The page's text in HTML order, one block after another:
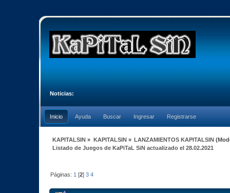
Noticias:
Inicio Ayuda Buscar Ingresar Registrarse
KAPITALSIN » KAPITALSIN» LANZAMIENTOS KAPITALSIN
Listado de Juegos de KaPiTaL SiN actualizado el 28.02.2021
Páginas: 1 [2]3 4